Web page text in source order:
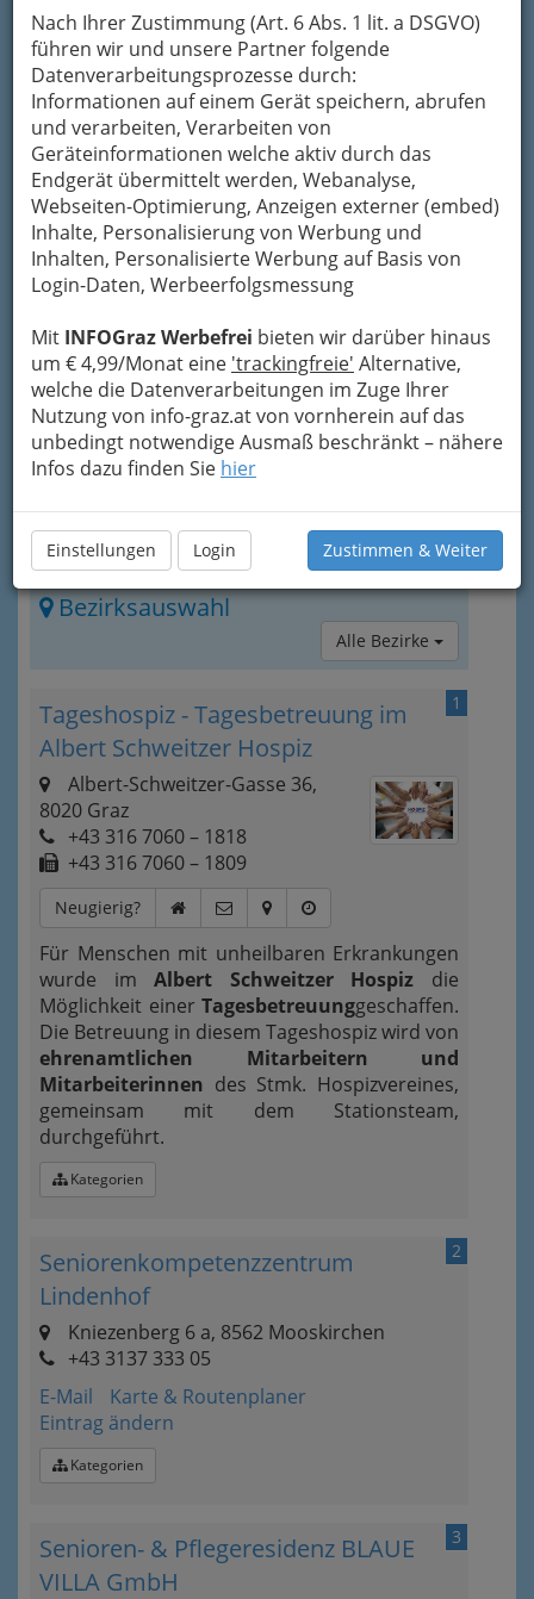
Nach Ihrer Zustimmung (Art. 6 Abs. 1 lit. a DSGVO)
führen wir und unsere Partner folgende
Datenverarbeitungsprozesse durch:
Informationen auf einem Gerät speichern, abrufen
und verarbeiten, Verarbeiten von
Geräteinformationen welche aktiv durch das
Endgerät übermittelt werden, Webanalyse,
Webseiten-Optimierung, Anzeigen externer (embed)
Inhalte, Personalisierung von Werbung und
Inhalten, Personalisierte Werbung auf Basis von
Login-Daten, Werbeerfolgsmessung
Mit INFOGraz Werbefrei bieten wir darüber hinaus
um € 4,99/Monat eine 'trackingfreie' Alternative,
welche die Datenverarbeitungen im Zuge Ihrer
Nutzung von info-graz.at von vornherein auf das
unbedingt notwendige Ausmaß beschränkt – nähere
Infos dazu finden Sie hier
Einstellungen Login Zustimmen & Weiter
Ein Heim, stationär oder ‚teilstationär‘ bietet wichtiges
gesellschaftliches Leben und Ansprache.
Pflege in Heim und Haus in Graz und im Umland
- bei uns finden Sie die richtigen Adressen.
In Graz und Graz-Umgebung empfehlen sich
zahlreiche Einrichtungen, in denenPflege mit
Herzgroßgeschrieben wird.
Weiters bieten wir Ihnen Informationen zum
ThemaGesundenpflege und Krankenpflege
bringt Sie dahin.
Bezirksauswahl
Alle Bezirke
1
Tageshospiz - Tagesbetreuung im
Albert Schweitzer Hospiz
Albert-Schweitzer-Gasse 36,
8020 Graz
+43 316 7060 – 1818
+43 316 7060 – 1809
Neugierig?
Für Menschen mit unheilbaren Erkrankungen
wurde imAlbert Schweitzer Hospiz die
Möglichkeit einer Tagesbetreuunggeschaffen.
Die Betreuung in diesem Tageshospiz wird von
ehrenamtlichen Mitarbeitern und
Mitarbeiterinnen des Stmk. Hospizvereines,
gemeinsam mit dem Stationsteam,
durchgeführt.
Kategorien
2
Seniorenkompetenzzentrum
Lindenhof
Kniezenberg 6 a, 8562 Mooskirchen
+43 3137 333 05
E-Mail
Karte & Routenplaner
Eintrag ändern
Kategorien
3
Senioren- & Pflegeresidenz BLAUE
VILLA GmbH